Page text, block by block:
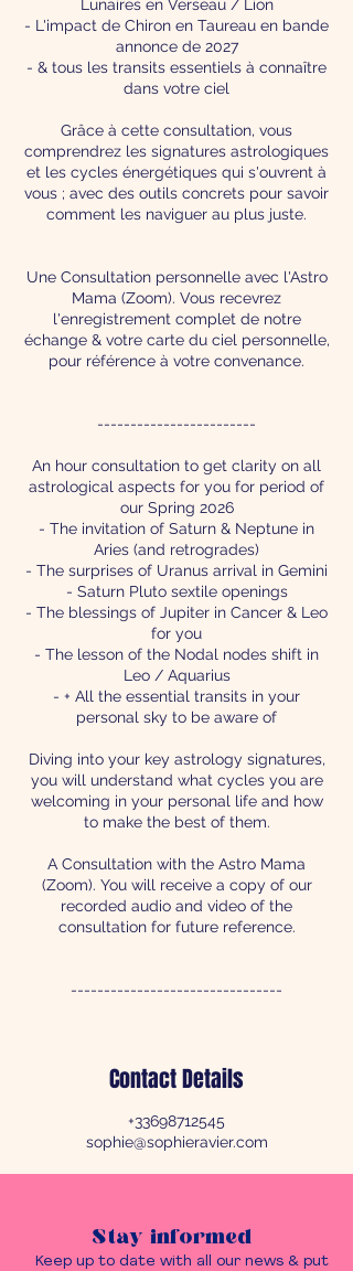
Lunaires en Verseau / Lion
- L'impact de Chiron en Taureau en bande
annonce de 2027
- & tous les transits essentiels à connaître
dans votre ciel
Grâce à cette consultation, vous
comprendrez les signatures astrologiques
et les cycles énergétiques qui s'ouvrent à
vous ; avec des outils concrets pour savoir
comment les naviguer au plus juste.
Une Consultation personnelle avec l'Astro
Mama (Zoom). Vous recevrez
l'enregistrement complet de notre
échange & votre carte du ciel personnelle,
pour référence à votre convenance.
------------------------
An hour consultation to get clarity on all
astrological aspects for you for period of
our Spring 2026
- The invitation of Saturn & Neptune in
Aries (and retrogrades)
- The surprises of Uranus arrival in Gemini
- Saturn Pluto sextile openings
- The blessings of Jupiter in Cancer & Leo
for you
- The lesson of the Nodal nodes shift in
Leo / Aquarius
- + All the essential transits in your
personal sky to be aware of
Diving into your key astrology signatures,
you will understand what cycles you are
welcoming in your personal life and how
to make the best of them.
A Consultation with the Astro Mama
(Zoom). You will receive a copy of our
recorded audio and video of the
consultation for future reference.
--------------------------------
Contact Details
+33698712545
sophie@sophieravier.com
Stay informed
Keep up to date with all our news & put